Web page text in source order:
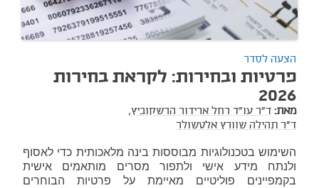
הצעה לסדר
פרטיות ובחירות: לקראת בחירות
2026
מאת: ד"ר עו"ד רחל ארידור הרשקוביץ,
ד"ר תהילה שוורץ אלטשולר
השימוש בטכנולוגיות מבוססות בינה מלאכותית כדי לאסוף
ולנתח מידע אישי ולתפור מסרים מותאמים אישית
בקמפיינים פוליטיים מאיימת על פרטיות הבוחרים